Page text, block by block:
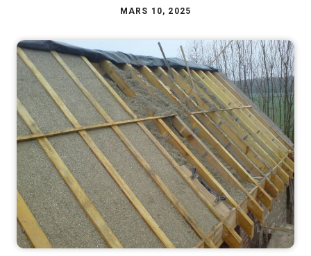
MARS 10, 2025